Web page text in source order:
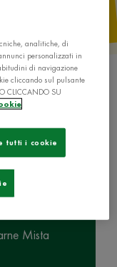
Mista
analitiche, di
personalizzati in
di navigazione
cliccando sul pulsante
CLICCANDO SU
tutti i cookie